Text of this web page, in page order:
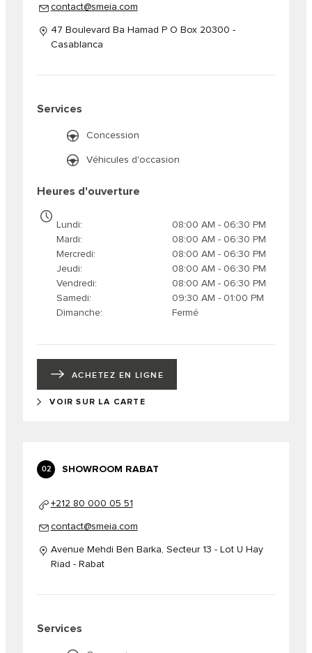
contact@smeia.com
47 Boulevard Ba Hamad P O Box 20300 -
Casablanca
Services
Concession
Véhicules d'occasion
Heures d'ouverture
Lundi
08:00 AM - 06:30 PM
Mardi
08:00 AM - 06:30 PM
Mercredi
08:00 AM - 06:30 PM
Jeudi
08:00 AM - 06:30 PM
Vendredi
08:00 AM - 06:30 PM
Samedi
09:30 AM - 01:00 PM
Dimanche
Fermé
ACHETEZ EN LIGNE
VOIR SUR LA CARTE
02 SHOWROOM RABAT
+212 80 000 05 51
contact@smeia.com
Avenue Mehdi Ben Barka, Secteur 13 - Lot U Hay
Riad - Rabat
Services